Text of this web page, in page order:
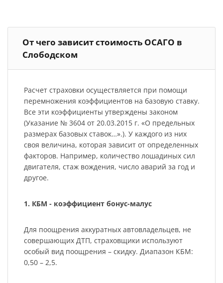
От чего зависит стоимость ОСАГО в
Слободском
Расчет страховки осуществляется при помощи
перемножения коэффициентов на базовую ставку.
Все эти коэффициенты утверждены законом
(Указание № 3604 от 20.03.2015 г. «О предельных
размерах базовых ставок…».). У каждого из них
своя величина, которая зависит от определенных
факторов. Например, количество лошадиных сил
двигателя, стаж вождения, число аварий за год и
другое.
1. КБМ - коэффициент бонус-малус
Для поощрения аккуратных автовладельцев, не
совершающих ДТП, страховщики используют
особый вид поощрения – скидку. Диапазон КБМ:
0,50 – 2,5.